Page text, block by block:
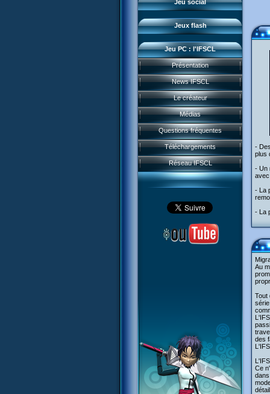
Jeu social
Jeux flash
Sector 2 Escape
Jeu PC : l'IFSCL
Présentation
News IFSCL
Le créateur
Médias
Questions fréquentes
Téléchargements
Réseau IFSCL
-
plus
- Un
avec
- La
- La
Au
Tout
des
Ce